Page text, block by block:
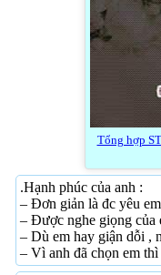
Tổng hợp
.Hạnh phúc của anh :
– Đơn giản là đc yêu
– Được nghe giọng của
– Dù em hay giận dỗi ,
– Vì anh đã chọn em